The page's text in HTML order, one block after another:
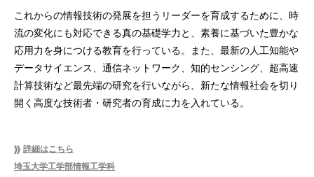
これからの情報技術の発展を担うリーダーを育成するために、時
流の変化にも対応できる真の基礎学力と、素養に基づいた豊かな
応用力を身につける教育を行っている。また、最新の人工知能や
データサイエンス、通信ネットワーク、知的センシング、超高速
計算技術など最先端の研究を行いながら、新たな情報社会を切り
開く高度な技術者・研究者の育成に力を入れている。
詳細はこちら
埼玉大学工学部情報工学科